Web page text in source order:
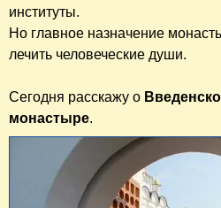
институты.
Но главное назначение
лечить человеческие души.
Сегодня расскажу о
монастыре.